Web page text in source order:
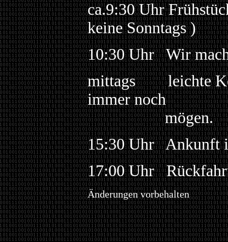
ca.9:30 Uhr
keine Sonntags )
10:30 Uhr Wir
mittags leichte
immer noch
mögen.
15:30 Uhr Ankunft
17:00 Uhr
Änderungen vorbehalten